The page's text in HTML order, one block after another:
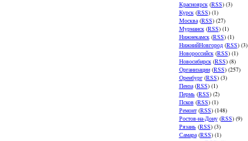
Красноярск(RSS) (3)
Курск(RSS) (1)
Москва(RSS) (27)
Мурманск(RSS) (1)
Нижнекамск(RSS) (1)
НижнийНовгород(RSS) (3)
Новороссийск(RSS) (1)
Новосибирск(RSS) (8)
Организации(RSS) (257)
Оренбург(RSS) (3)
Пенза(RSS) (1)
Пермь(RSS) (2)
Псков(RSS) (1)
Ремонт(RSS) (148)
Ростов-на-Дону(RSS) (9)
Рязань(RSS) (3)
Самара(RSS) (1)